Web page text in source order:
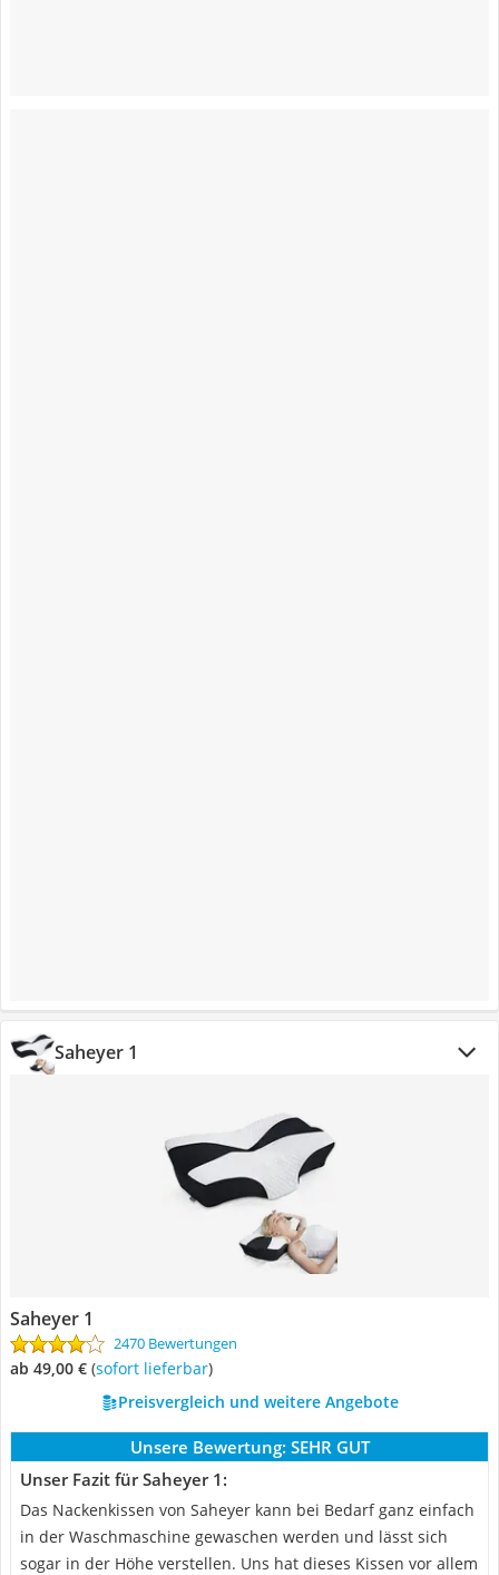
Saheyer 1
Saheyer 1
2470 Bewertungen
ab 49,00 € ( Sofort lieferbar)
Preisvergleich und weitere Angebote
Unsere Bewertung: SEHR GUT
Unser Fazit für Saheyer 1:
Das Nackenkissen von Saheyer kann bei Bedarf ganz einfach
in der Waschmaschine gewaschen werden und lässt sich
sogar in der Höhe verstellen. Uns hat dieses Kissen vor allem